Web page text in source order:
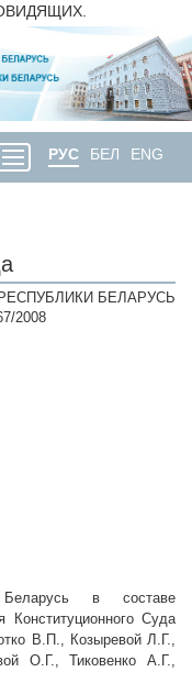
РУС БЕЛ ENG
БЕЛАРУСЬ
2008
Беларусь в составе
Конституционного Суда
В.П., Козыревой Л.Г.,
О.Г., Тиковенко А.Г.,